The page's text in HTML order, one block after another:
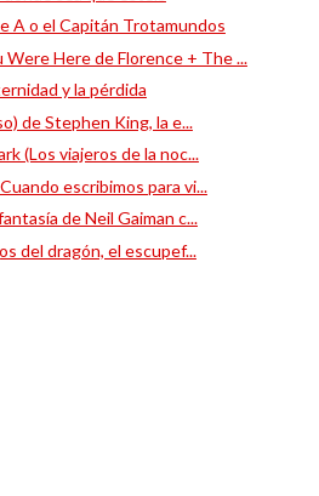
A o el Capitán Trotamundos
Here de Florence + The ...
y la pérdida
de Stephen King, la e...
(Los viajeros de la noc...
escribimos para vi...
de Neil Gaiman c...
del dragón, el escupef...